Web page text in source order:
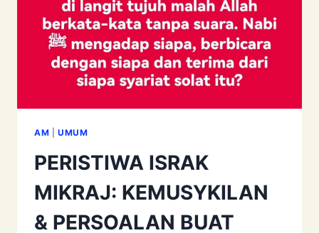
AM UMUM
PERISTIWA ISRAK
MIKRAJ: KEMUSYKILAN
& PERSOALAN BUAT